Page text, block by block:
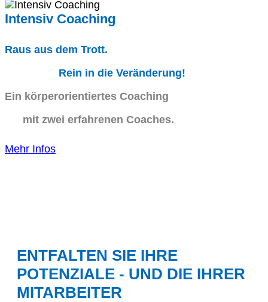
Intensiv Coaching
Raus aus dem Trott.
Rein in die Veränderung!
Ein körperorientiertes Coaching
mit zwei erfahrenen Coaches.
Mehr Infos
ENTFALTEN SIE IHRE
POTENZIALE - UND DIE IHRER
MITARBEITER